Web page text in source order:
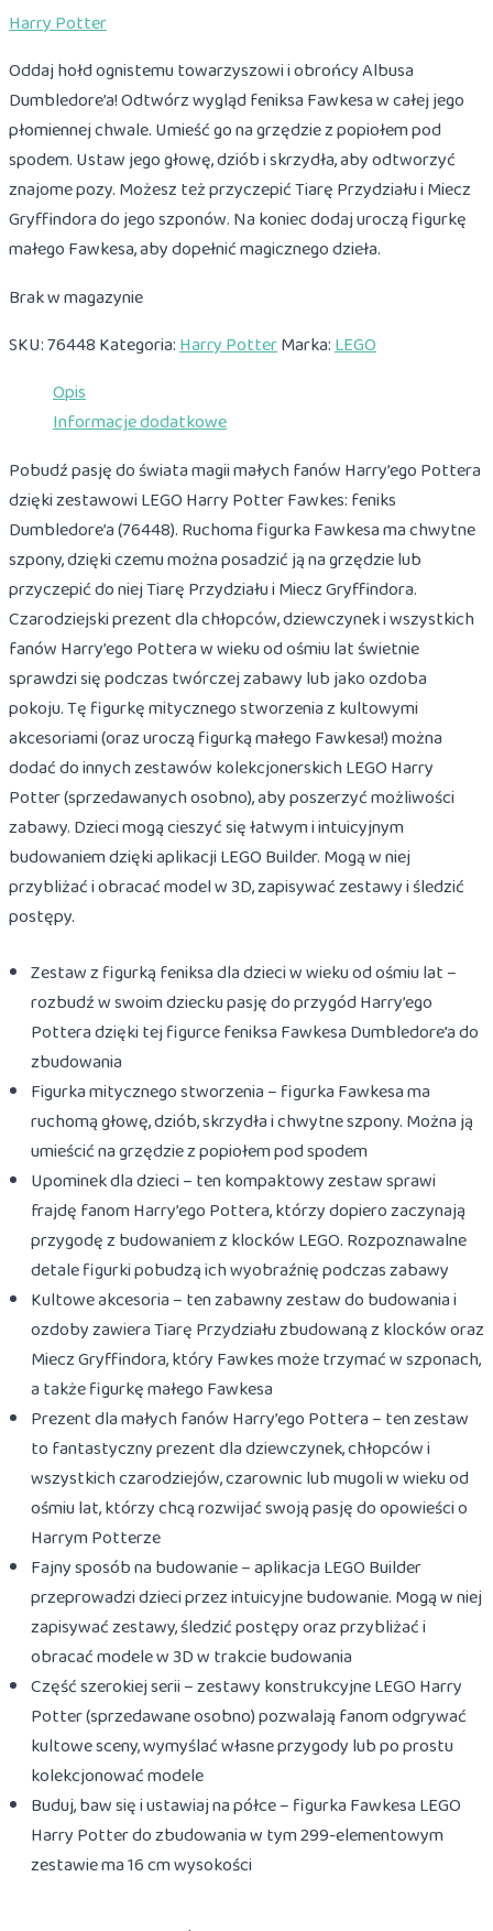
Harry Potter
Oddaj hołd ognistemu towarzyszowi i obrońcy Albusa
Dumbledore’a! Odtwórz wygląd feniksa Fawkesa w całej jego
płomiennej chwale. Umieść go na grzędzie z popiołem pod
spodem. Ustaw jego głowę, dziób i skrzydła, aby odtworzyć
znajome pozy. Możesz też przyczepić Tiarę Przydziału i Miecz
Gryffindora do jego szponów. Na koniec dodaj uroczą figurkę
małego Fawkesa, aby dopełnić magicznego dzieła.
Brak w magazynie
SKU:76448Kategoria:Harry PotterMarka:LEGO
Opis
Informacje dodatkowe
Pobudź pasję do świata magii małych fanów Harry’ego Pottera
dzięki zestawowi LEGO Harry Potter Fawkes: feniks
Dumbledore’a (76448). Ruchoma figurka Fawkesa ma chwytne
szpony, dzięki czemu można posadzić ją na grzędzie lub
przyczepić do niej Tiarę Przydziału i Miecz Gryffindora.
Czarodziejski prezent dla chłopców, dziewczynek i wszystkich
fanów Harry’ego Pottera w wieku od ośmiu lat świetnie
sprawdzi się podczas twórczej zabawy lub jako ozdoba
pokoju. Tę figurkę mitycznego stworzenia z kultowymi
akcesoriami (oraz uroczą figurką małego Fawkesa!) można
dodać do innych zestawów kolekcjonerskich LEGO Harry
Potter (sprzedawanych osobno), aby poszerzyć możliwości
zabawy. Dzieci mogą cieszyć się łatwym i intuicyjnym
budowaniem dzięki aplikacji LEGO Builder. Mogą w niej
przybliżać i obracać model w 3D, zapisywać zestawy i śledzić
postępy.
Zestaw z figurką feniksa dla dzieci w wieku od ośmiu lat –
rozbudź w swoim dziecku pasję do przygód Harry’ego
Pottera dzięki tej figurce feniksa Fawkesa Dumbledore’a do
zbudowania
Figurka mitycznego stworzenia – figurka Fawkesa ma
ruchomą głowę, dziób, skrzydła i chwytne szpony. Można ją
umieścić na grzędzie z popiołem pod spodem
Upominek dla dzieci – ten kompaktowy zestaw sprawi
frajdę fanom Harry’ego Pottera, którzy dopiero zaczynają
przygodę z budowaniem z klocków LEGO. Rozpoznawalne
detale figurki pobudzą ich wyobraźnię podczas zabawy
Kultowe akcesoria – ten zabawny zestaw do budowania i
ozdoby zawiera Tiarę Przydziału zbudowaną z klocków oraz
Miecz Gryffindora, który Fawkes może trzymać w szponach,
a także figurkę małego Fawkesa
Prezent dla małych fanów Harry’ego Pottera – ten zestaw
to fantastyczny prezent dla dziewczynek, chłopców i
wszystkich czarodziejów, czarownic lub mugoli w wieku od
ośmiu lat, którzy chcą rozwijać swoją pasję do opowieści o
Harrym Potterze
Fajny sposób na budowanie – aplikacja LEGO Builder
przeprowadzi dzieci przez intuicyjne budowanie. Mogą w niej
zapisywać zestawy, śledzić postępy oraz przybliżać i
obracać modele w 3D w trakcie budowania
Część szerokiej serii – zestawy konstrukcyjne LEGO Harry
Potter (sprzedawane osobno) pozwalają fanom odgrywać
kultowe sceny, wymyślać własne przygody lub po prostu
kolekcjonować modele
Buduj, baw się i ustawiaj na półce – figurka Fawkesa LEGO
Harry Potter do zbudowania w tym 299-elementowym
zestawie ma 16 cm wysokości